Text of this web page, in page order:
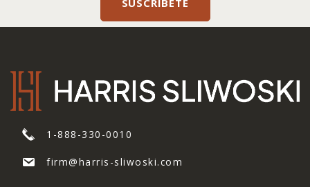
1-888-330-0010
firm@harris-sliwoski.com